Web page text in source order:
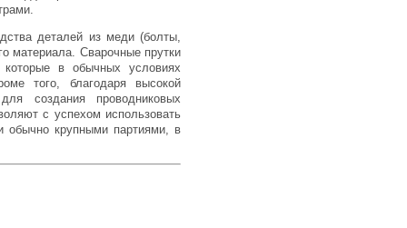
деталей из меди (болты,
материала. Сварочные прутки
в обычных условиях
того, благодаря высокой
создания проводниковых
с успехом использовать
обычно крупными партиями, в